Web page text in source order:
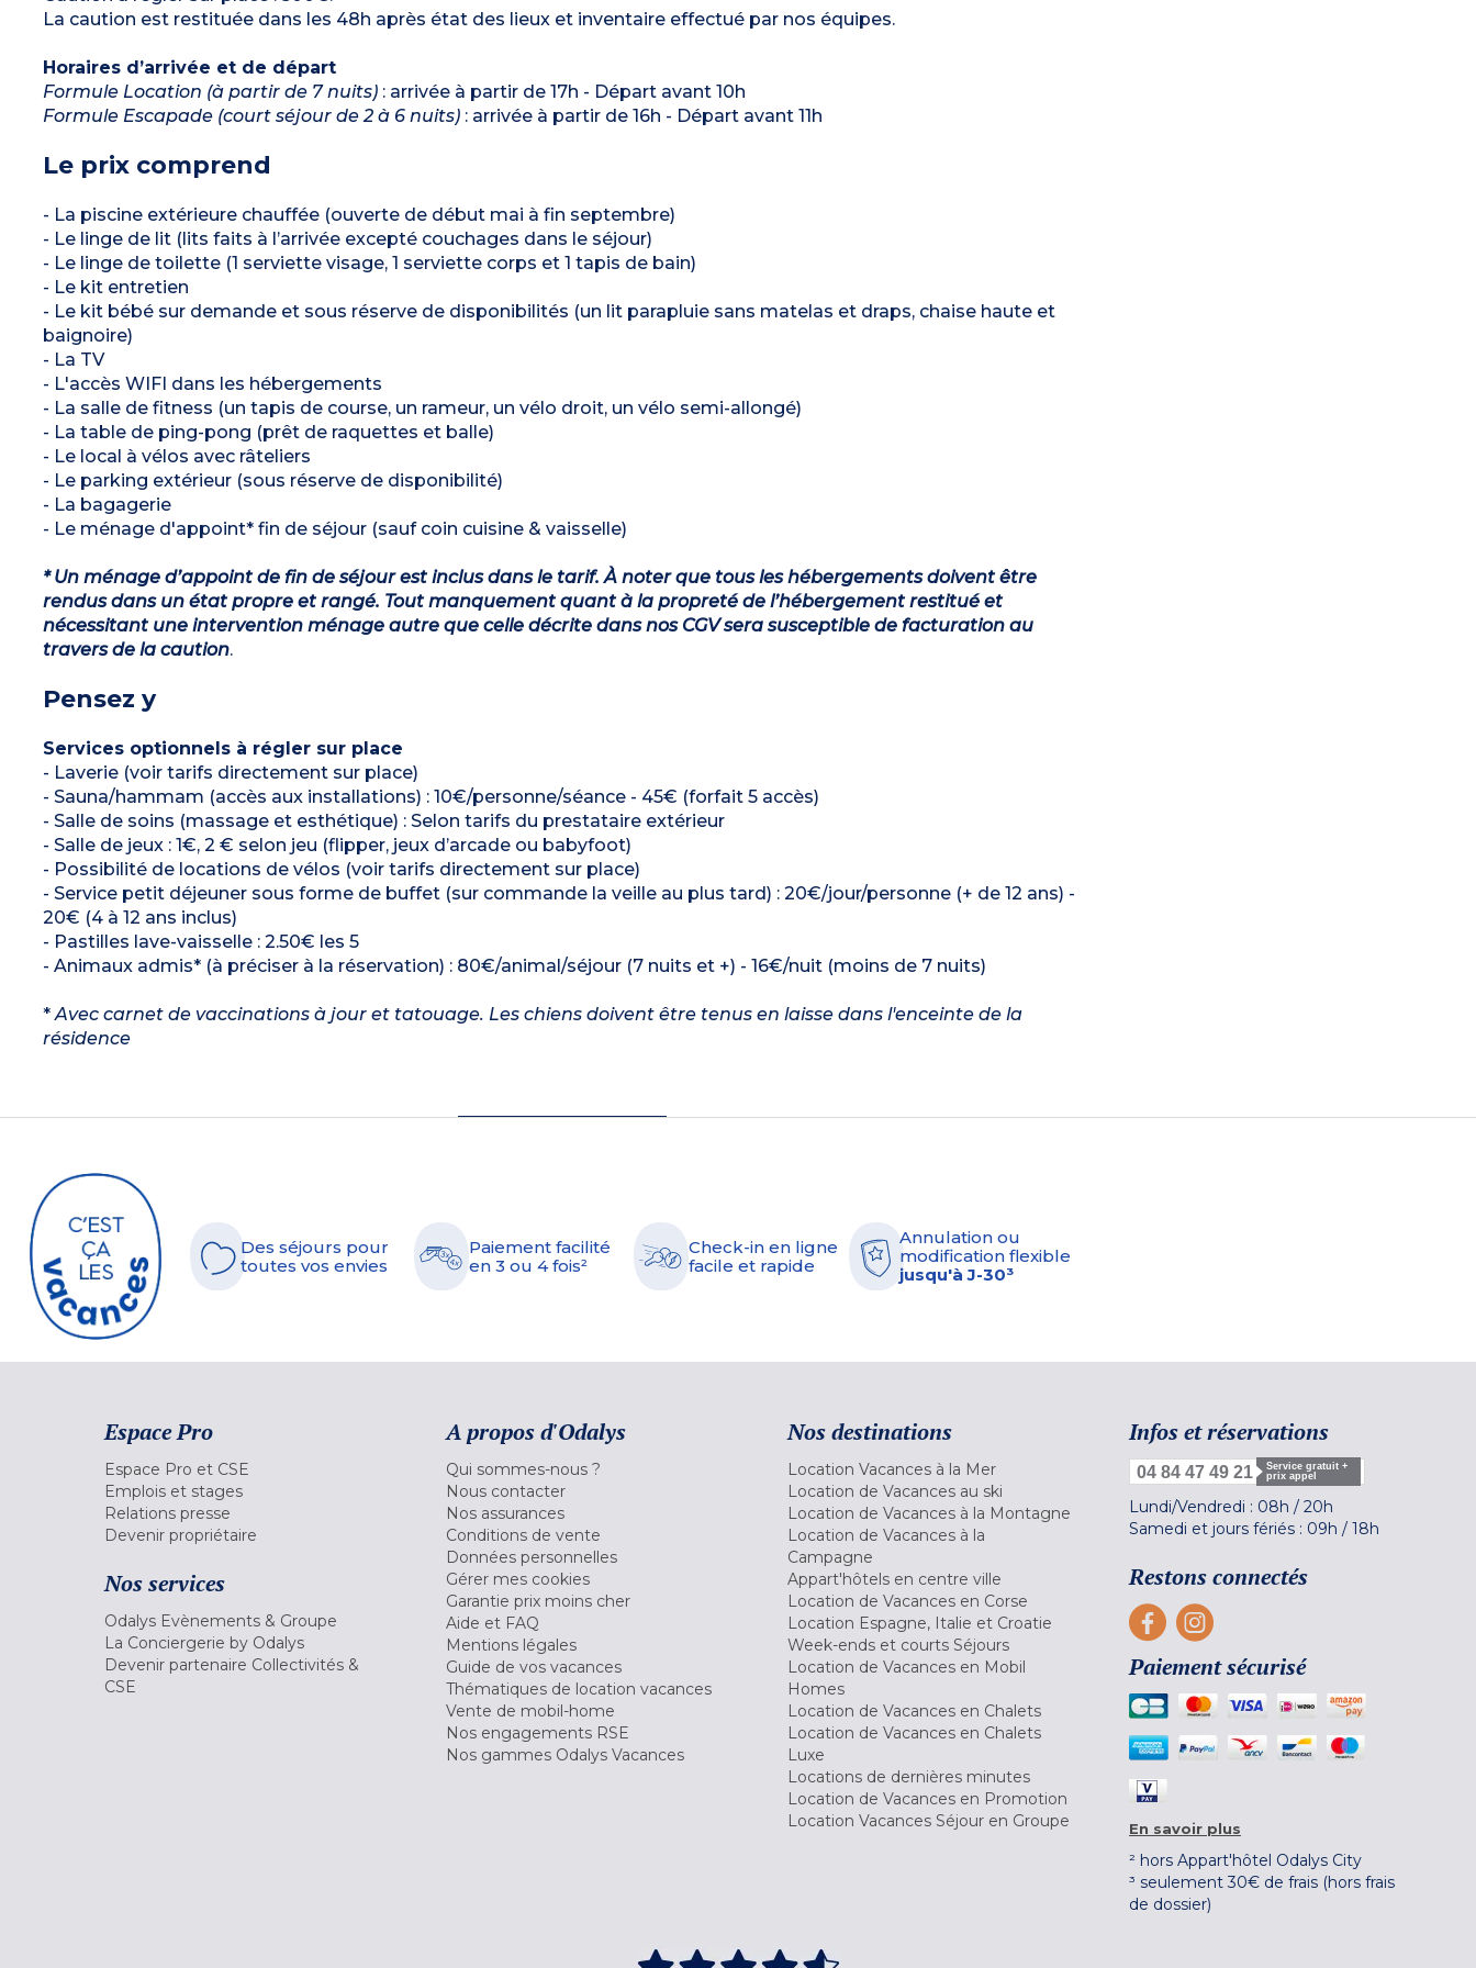
La caution est restituée dans les 48h après état des lieux et inventaire effectué par nos équipes.
Horaires d’arrivée et de départ
Formule Location (à partir de 7 nuits): arrivée à partir de 17h - Départ avant 10h
Formule Escapade (court séjour de 2 à 6 nuits): arrivée à partir de 16h - Départ avant 11h
Le prix comprend
- La piscine extérieure chauffée (ouverte de début mai à fin septembre)
- Le linge de lit (lits faits à l’arrivée excepté couchages dans le séjour)
- Le linge de toilette (1 serviette visage, 1 serviette corps et 1 tapis de bain)
- Le kit entretien
- Le kit bébé sur demande et sous réserve de disponibilités (un lit parapluie sans matelas et draps, chaise haute et
baignoire)
- La TV
- L'accès WIFI dans les hébergements
- La salle de fitness (un tapis de course, un rameur, un vélo droit, un vélo semi-allongé)
- La table de ping-pong (prêt de raquettes et balle)
- Le local à vélos avec râteliers
- Le parking extérieur (sous réserve de disponibilité)
- La bagagerie
- Le ménage d'appoint* fin de séjour (sauf coin cuisine & vaisselle)
* Un ménage d’appoint de fin de séjour est inclus dans le tarif. À noter que tous les hébergements doivent être
rendus dans un état propre et rangé. Tout manquement quant à la propreté de l’hébergement restitué et
nécessitant une intervention ménage autre que celle décrite dans nos CGV sera susceptible de facturation au
travers de la caution.
Pensez y
Services optionnels à régler sur place
- Laverie (voir tarifs directement sur place)
- Sauna/hammam (accès aux installations) : 10€/personne/séance - 45€ (forfait 5 accès)
- Salle de soins (massage et esthétique) : Selon tarifs du prestataire extérieur
- Salle de jeux : 1€, 2 € selon jeu (flipper, jeux d’arcade ou babyfoot)
- Possibilité de locations de vélos (voir tarifs directement sur place)
- Service petit déjeuner sous forme de buffet (sur commande la veille au plus tard) : 20€/jour/personne (+ de 12 ans) -
20€ (4 à 12 ans inclus)
- Pastilles lave-vaisselle : 2.50€ les 5
- Animaux admis* (à préciser à la réservation) : 80€/animal/séjour (7 nuits et +) - 16€/nuit (moins de 7 nuits)
*Avec carnet de vaccinations à jour et tatouage. Les chiens doivent être tenus en laisse dans l'enceinte de la
résidence
Des séjours pour
toutes vos envies
Paiement facilité
en 3 ou 4 fois²
Check-in en ligne
facile et rapide
Annulation ou
modification flexible
jusqu'à J-30³
Espace Pro
Espace Pro et CSE
Emplois et stages
Relations presse
Devenir propriétaire
Nos services
Odalys Evènements & Groupe
La Conciergerie by Odalys
Devenir partenaire Collectivités &
CSE
A propos d'Odalys
Qui sommes-nous ?
Nous contacter
Nos assurances
Conditions de vente
Données personnelles
Gérer mes cookies
Garantie prix moins cher
Aide et FAQ
Mentions légales
Guide de vos vacances
Thématiques de location vacances
Vente de mobil-home
Nos engagements RSE
Nos gammes Odalys Vacances
Nos destinations
Location Vacances à la Mer
Location de Vacances au ski
Location de Vacances à la Montagne
Location de Vacances à la
Campagne
Appart'hôtels en centre ville
Location de Vacances en Corse
Location Espagne, Italie et Croatie
Week-ends et courts Séjours
Location de Vacances en Mobil
Homes
Location de Vacances en Chalets
Location de Vacances en Chalets
Luxe
Locations de dernières minutes
Location de Vacances en Promotion
Location Vacances Séjour en Groupe
Infos et réservations
04 84 47 49 21
Service gratuit +
prix appel
Lundi/Vendredi : 08h / 20h
Samedi et jours fériés : 09h / 18h
Restons connectés
Paiement sécurisé
En savoir plus
² hors Appart'hôtel Odalys City
³ seulement 30€ de frais (hors frais
de dossier)